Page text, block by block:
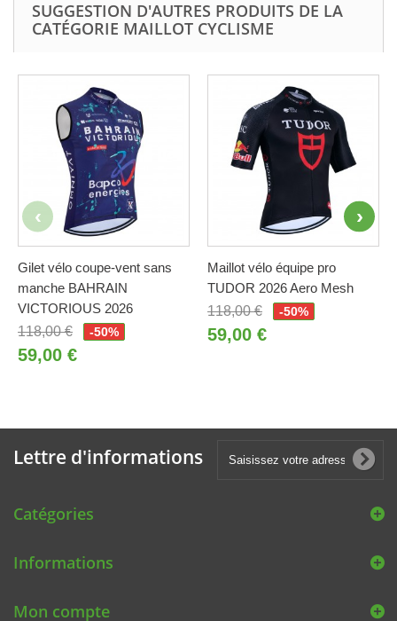
SUGGESTION D'AUTRES PRODUITS DE LA
CATÉGORIE MAILLOT CYCLISME
Gilet vélo coupe-vent sans
manche BAHRAIN
VICTORIOUS 2026
118,00 €
-50%
59,00 €
Maillot vélo équipe pro
TUDOR 2026 Aero Mesh
118,00 €
-50%
59,00 €
Lettre d'informations
Catégories
Informations
Mon compte